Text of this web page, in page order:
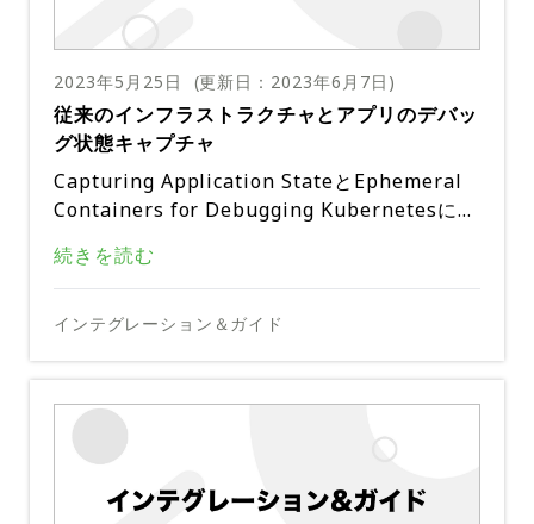
われるようにします。このアプローチにより、
攻撃対象が大幅に減少し、ネットワーク内での
威と内部者のリスクの両方に対して非常に効果
的です。
度な脅威から組織を強化する、全体的かつプロ
アクティブな防御戦略を提供します。そして、
ダイナミックで相互接続された昨今のデジタル
ランドスケープの深い分野に最適な選択肢とな
るのです。
トラストセキュリティーは、貴重なデータへの
アクセスが厳格に管理・認証されることを保証
し、不正アクセス、データ侵害、潜在的な財務
的・評判的損害のリスクを低減します。 内部
脅威の軽減** : ゼロトラストセキュリティー
に信頼されるべきではないと仮定することで、
内部脅威のリスクに対処します。これにより、
組織は潜在的なリスクを特定し、被害が発生す
内部ネットワークトラフィックが安全であるこ
とを前提として、境界ベースの防御に依存する
脅威やゼロデイエクスプロイトなどの最新のサ
イバー脅威は、従来の防御を回避する可能性が
は、よりきめ細かなアプローチを採用し、継続
スト
デジタルトランスフォーメーションの取り組み
テクノロジーに依存していますが、運用とクラ
ウドインフラストラクチャーの自動化には、セ
キュリティーに関する新たな課題があります。
付ける、制限されたアプリケーション環境で自
動化を実行するために、エンジニアが最も安全
さらに、何百ものリモート環境と地理的な地域
自動化をデプロイ・管理するには、多大なエン
ジニアリングの労力が必要です。最後に、回復
力のある自動化ランブックの作成には時間がか
ラーが発生しがちです。
に依存することなく、リモート環境内の強化さ
れたRunners、または AWS SSMを通じて実行
できるようになります。
ラスト原則を使用してタスクをリモート環境に
ディスパッチします。
新しいRunnersは、AnsibleやKubernetesの
ような一般的なプラグインを活用でき、エンジ
ゲットとし、各環境内でタスクが独立してルー
PagerDuty Runbook AutomationとProcess
れは、混乱が生じ、苛立たしい、反復的な作業
す。
の繰り返しを自動化すると、MTTRが 25％高
減されます。
or Incident ResolutionのIn-Product Trialを
公開しました。このトライアルは、Business
およびDigital Operationsのお客様のみが利
用できます。PagerDutyユーザーは、ウェブU
Iを使用して自動化タブからトライアルをリク
ストが表示されます。承認後、アカウント所有
し、わずか数分で完全に機能するRunbook Au
tomationインスタンスを取得できます。ユー
ザーには、オートメーションのオーサリングを
開始するのに役立つ、以下のようなビジュアル
ガイドが表示されます： Runbook Automatio
ートメーションジョブを実行できるプログラ
ム）の追加、Automation Actions （PagerD
utyからオートメーションジョブとワークフロ
gerDutyのインシデント詳細ページから）、オ
ートメーションの出力の表示。
インシデント対応プロセスをさらに自動化・最
適化するために、このトライアルを最大限に活
用することをお勧めします。お客様より、Inci
聞きできることを楽しみにしています。
この記事はPagerDuty社のウェブサイトで公
開されているものをDigital Stacksが日本語に
訳したものです。無断複製を禁じます。原文は
2023年5月25日 (更新日： 2023年6月7日 )
従来のインフラストラクチャとアプリのデバッ
グ状態キャプチャ
Capturing Application StateとEphemeral
Containers for Debugging Kubernetesに関
て後の分析のために診断を収集する一方で、イ
ンシデントの対応者にインフラやアプリの問題
を解決する手段を提供できることの価値につい
これにより、サービスをできるだけ早く復旧さ
がとれ、同時に開発チームはコンテナを無駄な
く、パフォーマンス高く稼働させられます。
インシデント発生時にアプリと環境の両方の状
サービスオーナーがツール、認証情報、環境の
間でコンテキストを切り替える時間を短縮し、
より正確で迅速な対応と問題解決を可能にしま
す。
esのような最新のクラウドネイティブなプラ
ットフォームや、コンテナ、特にデバッグツー
必要な独自のアプローチに焦点を当てた技術を
全てのアプリをクラウドネイティブに移行でき
るわけでもなく、多くの人がコンテナ化された
続きを読む
インテグレーション＆ガイド